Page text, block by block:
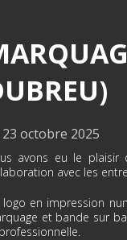
23 octobre 2025
avons eu le plaisir
avec les
logo en impression
et bande sur